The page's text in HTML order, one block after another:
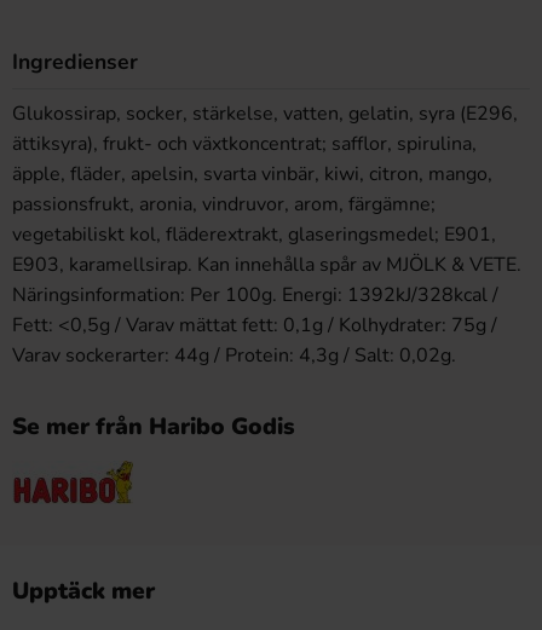
Ingredienser
Glukossirap, socker, stärkelse, vatten, gelatin, syra (E296,
ättiksyra), frukt- och växtkoncentrat; safflor, spirulina,
äpple, fläder, apelsin, svarta vinbär, kiwi, citron, mango,
passionsfrukt, aronia, vindruvor, arom, färgämne;
vegetabiliskt kol, fläderextrakt, glaseringsmedel; E901,
E903, karamellsirap. Kan innehålla spår av MJÖLK & VETE.
Näringsinformation: Per 100g. Energi: 1392kJ/328kcal /
Fett: <0,5g / Varav mättat fett: 0,1g / Kolhydrater: 75g /
Varav sockerarter: 44g / Protein: 4,3g / Salt: 0,02g.
Se mer från Haribo Godis
Upptäck mer